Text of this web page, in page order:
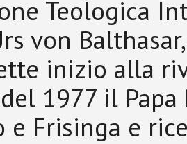
Teologica
von
inizio alla
1977 il
e Frisinga e